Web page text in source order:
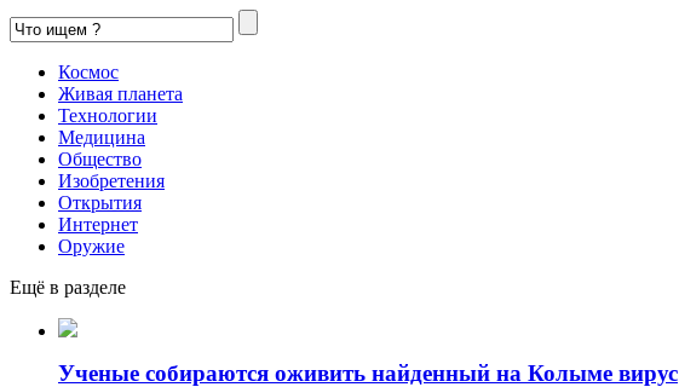
Космос
Живая планета
Технологии
Медицина
Общество
Изобретения
Открытия
Интернет
Оружие
Ещё в разделе
Ученые собираются оживить найденный на Колыме вирус